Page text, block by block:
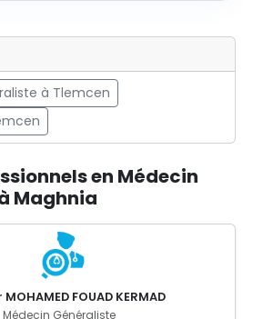
à Tlemcen
en Médecin
Maghnia
FOUAD KERMAD
Médecin Généraliste